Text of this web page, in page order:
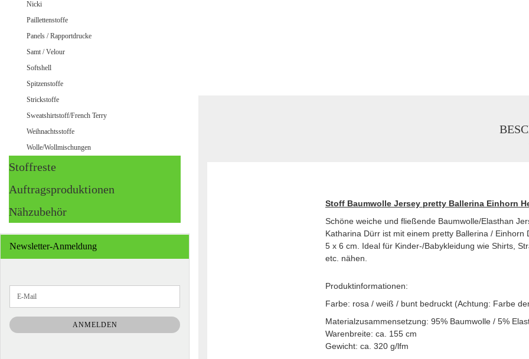
Stoff Baumwolle Jersey pretty Ballerina Einhorn
Schöne weiche und fließende Baumwolle/Elasthan
Katharina Dürr ist mit einem pretty Ballerina /
5 x 6 cm. Ideal für Kinder-/Babykleidung wie Shirts,
etc. nähen.
Produktinformationen:
Farbe: rosa / weiß / bunt bedruckt (Achtung: Farbe
Materialzusammensetzung: 95% Baumwolle / 5%
Warenbreite: ca. 155 cm
Gewicht: ca. 320 g/lfm
Nicki
Paillettenstoffe
Panels / Rapportdrucke
Samt / Velour
Softshell
Spitzenstoffe
Strickstoffe
Sweatshirtstoff/French Terry
Weihnachtsstoffe
Wolle/Wollmischungen
Stoffreste
Auftragsproduktionen
Nähzubehör
Newsletter-Anmeldung
ZUR
NEWSLETTER-
ANMELDUNG
E-
Mail
ANMELDEN